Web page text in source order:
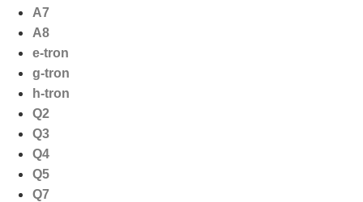
A7
A8
e-tron
g-tron
h-tron
Q2
Q3
Q4
Q5
Q7